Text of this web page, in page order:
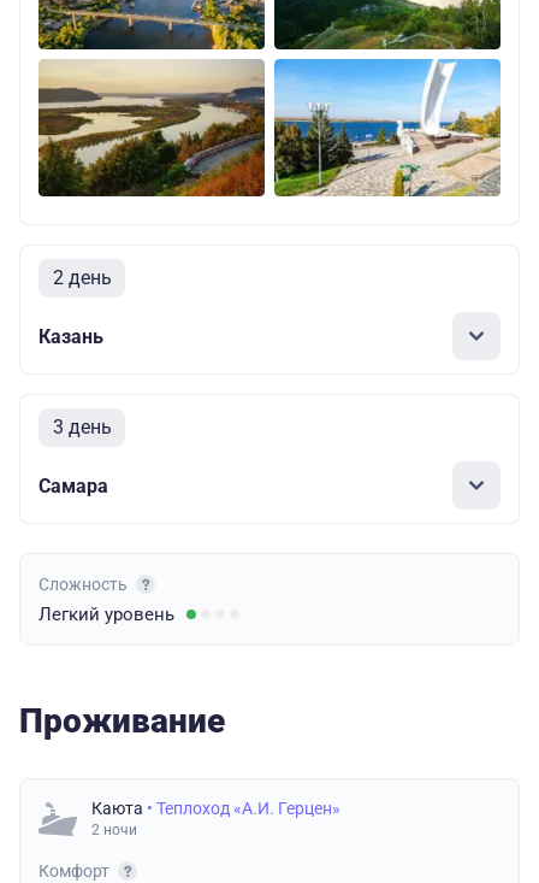
2 день
Казань
3 день
Самара
Сложность
Легкий уровень
Проживание
Каюта • Теплоход «А.И. Герцен»
2 ночи
Комфорт